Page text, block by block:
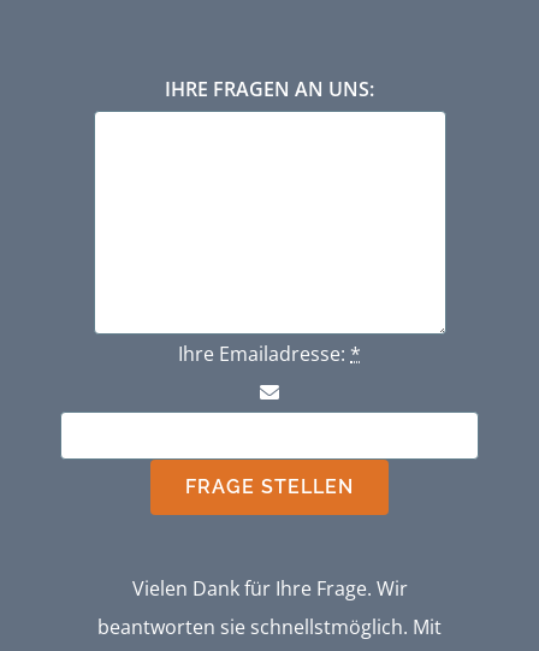
IHRE FRAGEN AN UNS:
Ihre Emailadresse: *
FRAGE STELLEN
Vielen Dank für Ihre Frage. Wir
beantworten sie schnellstmöglich. Mit